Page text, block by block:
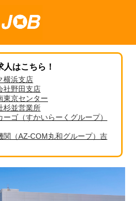
はこちら！
横浜支店
社野田支店
東京センター
杉並営業所
ゴ（すかいらーくグループ）
関（AZ-COM丸和グループ）吉